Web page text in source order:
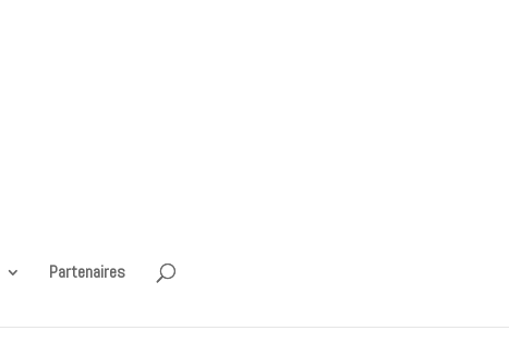
Partenaires